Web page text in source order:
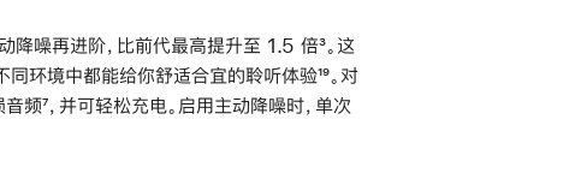
降噪再进阶，比前代最高提升至 1.5 倍脚
注
³。这
环境中都能给你舒适合宜的聆听体验脚
注
¹⁹。对
音频脚
⁷，并可轻松充电。启用主动降噪时，单次